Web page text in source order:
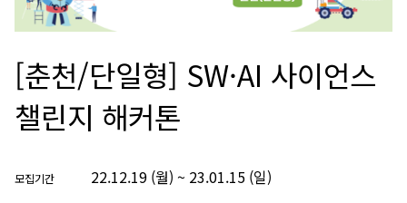
[춘천/단일형] SW·AI 사이언스
챌린지 해커톤
모집기간 22.12.19 (월) ~ 23.01.15 (일)